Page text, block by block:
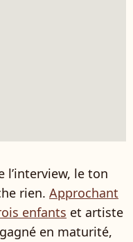
l’interview, le ton
rien. Approchant
enfants et artiste
en maturité,